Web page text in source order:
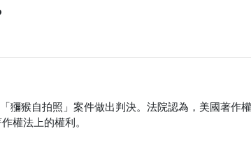
獼猴自拍照」案件做出判決。法院認為，美國著作
權法上的權利。